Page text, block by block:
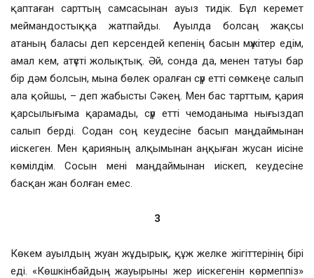
қаптаған сарттың самсасынан ауыз тидік. Бұл керемет
меймандостыққа жатпайды. Ауылда болсаң жақсы
атаның баласы деп керсендей кепенің басын мүжітер едім,
амал кем, атүсті жолықтық. Әй, сонда да, менен татуы бар
бір дәм болсын, мына бөлек оралған сүр етті сөмкеңе салып
ала қойшы, – деп жабысты Сәкең. Мен бас тарттым, қария
қарсылығыма қарамады, сүр етті чемоданыма нығыздап
салып берді. Содан соң кеудесіне басып маңдаймынан
иіскеген. Мен қарияның алқымынан аңқыған жусан иісіне
көмілдім. Сосын мені маңдаймынан иіскеп, кеудесіне
басқан жан болған емес.
3
Көкем ауылдың жуан жұдырық, құж желке жігіттерінің бірі
еді. «Көшкінбайдың жауырыны жер иіскегенін көрмеппіз»